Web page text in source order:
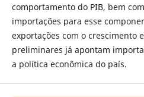
comportamento do PIB, bem
importações para esse
exportações com o crescimento
preliminares já apontam
a política econômica do país.